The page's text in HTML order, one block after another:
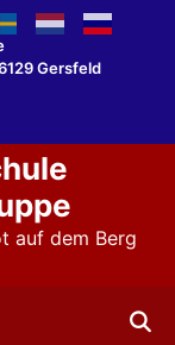
Gersfeld
auf dem Berg